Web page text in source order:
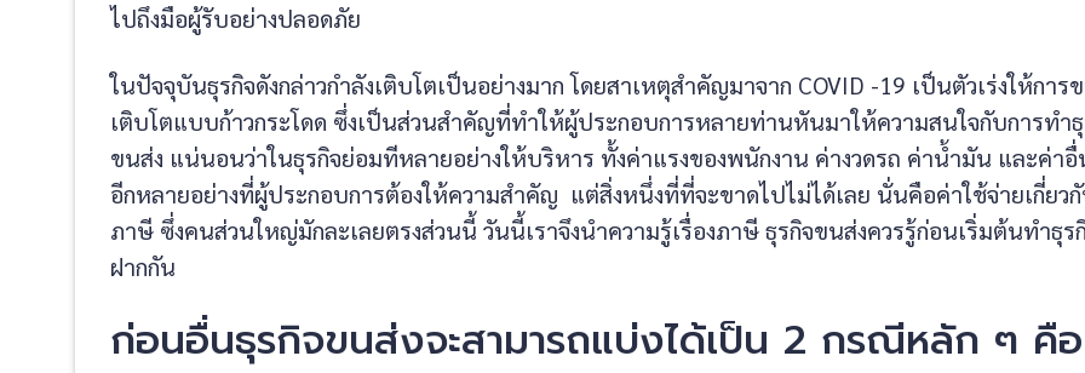
ไปถึงมือผู้รับอย่างปลอดภัย
ในปัจจุบันธุรกิจดังกล่าวกำลังเติบโตเป็นอย่างมาก โดยสาเหตุสำคัญมาจาก COVID -19 เป็นตัวเร่งให้การ
เติบโตแบบก้าวกระโดด ซึ่งเป็นส่วนสำคัญที่ทำให้ผู้ประกอบการหลายท่านหันมาให้ความสนใจกับการทำ
ขนส่ง แน่นอนว่าในธุรกิจย่อมทีหลายอย่างให้บริหาร ทั้งค่าแรงของพนักงาน ค่างวดรถ ค่าน้ำมัน และค่า
อีกหลายอย่างที่ผู้ประกอบการต้องให้ความสำคัญ แต่สิ่งหนึ่งที่ที่จะขาดไปไม่ได้เลย นั่นคือค่าใช้จ่ายเกี่ยว
ภาษี ซึ่งคนส่วนใหญ่มักละเลยตรงส่วนนี้ วันนี้เราจึงนำความรู้เรื่องภาษี ธุรกิจขนส่งควรรู้ก่อนเริ่มต้นทำธุร
ฝากกัน
ก่อนอื่นธุรกิจขนส่งจะสามารถแบ่งได้เป็น 2 กรณีหลัก ๆ คือ